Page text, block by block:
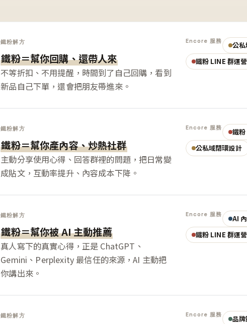
鐵粉解方
鐵粉＝幫你回購、還帶人來
不等折扣、不用提醒，時間到了自己回購，看到
新品自己下單，還會把朋友帶進來。
Encore 服務
公
鐵粉 LINE 群運營
鐵粉解方
鐵粉＝幫你產內容、炒熱社群
主動分享使用心得、回答群裡的問題，把日常變
成貼文，互動率提升、內容成本下降。
Encore 服務
鐵
公私域閉環設計
鐵粉解方
鐵粉＝幫你被 AI 主動推薦
真人寫下的真實心得，正是 ChatGPT、
Gemini、Perplexity 最信任的來源，AI 主動把
你講出來。
Encore 服務
AI
鐵粉 LINE 群運營
鐵粉解方 Encore 服務 品